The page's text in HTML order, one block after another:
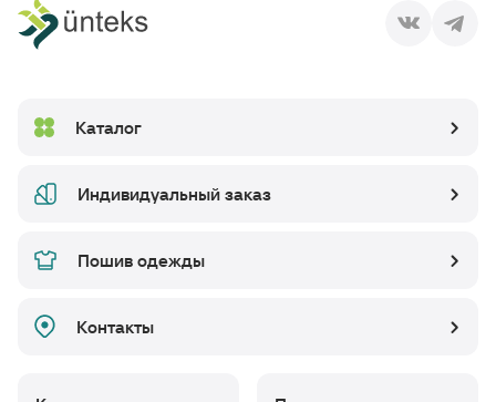
Каталог
Индивидуальный заказ
Пошив одежды
Контакты